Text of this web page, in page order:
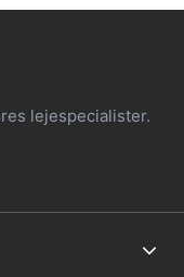
lejespecialister.